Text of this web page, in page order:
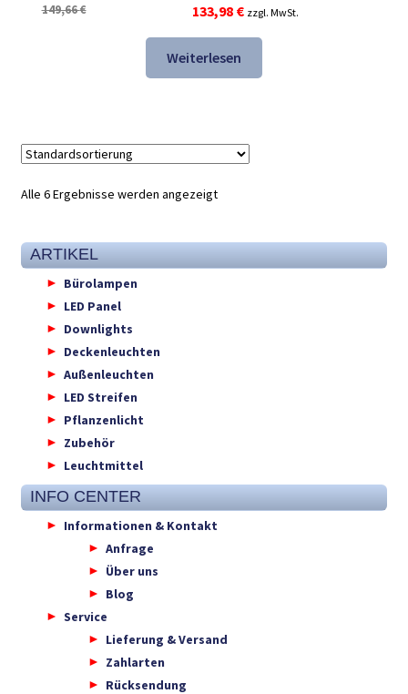
149,66€
Ursprünglicher
Preis
war:
149,66 €
133,98 €Aktueller
Preis
133,98 €.
zzgl. MwSt.
Weiterlesen
Alle 6 Ergebnisse werden angezeigt
ARTIKEL
Bürolampen
LED Panel
Downlights
Deckenleuchten
Außenleuchten
LED Streifen
Pflanzenlicht
Zubehör
Leuchtmittel
INFO CENTER
Informationen & Kontakt
Anfrage
Über uns
Blog
Service
Lieferung & Versand
Zahlarten
Rücksendung